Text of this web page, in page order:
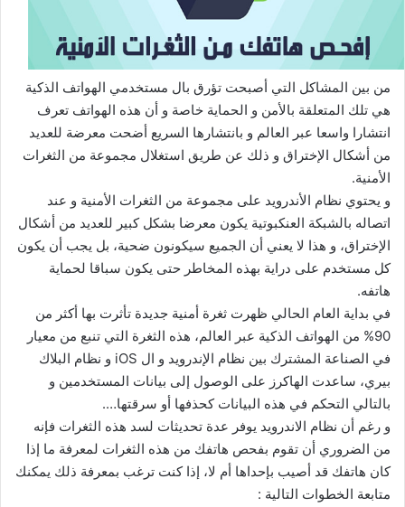
من بين المشاكل التي أصبحت تؤرق بال مستخدمي الهواتف الذكية
هي تلك المتعلقة بالأمن و الحماية خاصة و أن هذه الهواتف تعرف
انتشارا واسعا عبر العالم و بانتشارها السريع أضحت معرضة للعديد
من أشكال الإختراق و ذلك عن طريق استغلال مجموعة من الثغرات
الأمنية.
و يحتوي نظام الأندرويد على مجموعة من الثغرات الأمنية و عند
اتصاله بالشبكة العنكبوتية يكون معرضا بشكل كبير للعديد من أشكال
الإختراق، و هذا لا يعني أن الجميع سيكونون ضحية، بل يجب أن يكون
كل مستخدم على دراية بهذه المخاطر حتى يكون سباقا لحماية
هاتفه.
في بداية العام الحالي ظهرت ثغرة أمنية جديدة تأثرت بها أكثر من
90% من الهواتف الذكية عبر العالم، هذه الثغرة التي تنبع من معيار
في الصناعة المشترك بين نظام الإندرويد و ال iOS و نظام البلاك
بيري، ساعدت الهاكرز على الوصول إلى بيانات المستخدمين و
بالتالي التحكم في هذه البيانات كحذفها أو سرقتها….
و رغم أن نظام الاندرويد يوفر عدة تحديثات لسد هذه الثغرات فإنه
من الضروري أن تقوم بفحص هاتفك من هذه الثغرات لمعرفة ما إذا
كان هاتفك قد أصيب بإحداها أم لا، إذا كنت ترغب بمعرفة ذلك يمكنك
متابعة الخطوات التالية :